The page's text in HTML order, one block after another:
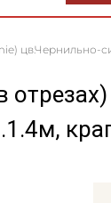
цв.Чернильно-